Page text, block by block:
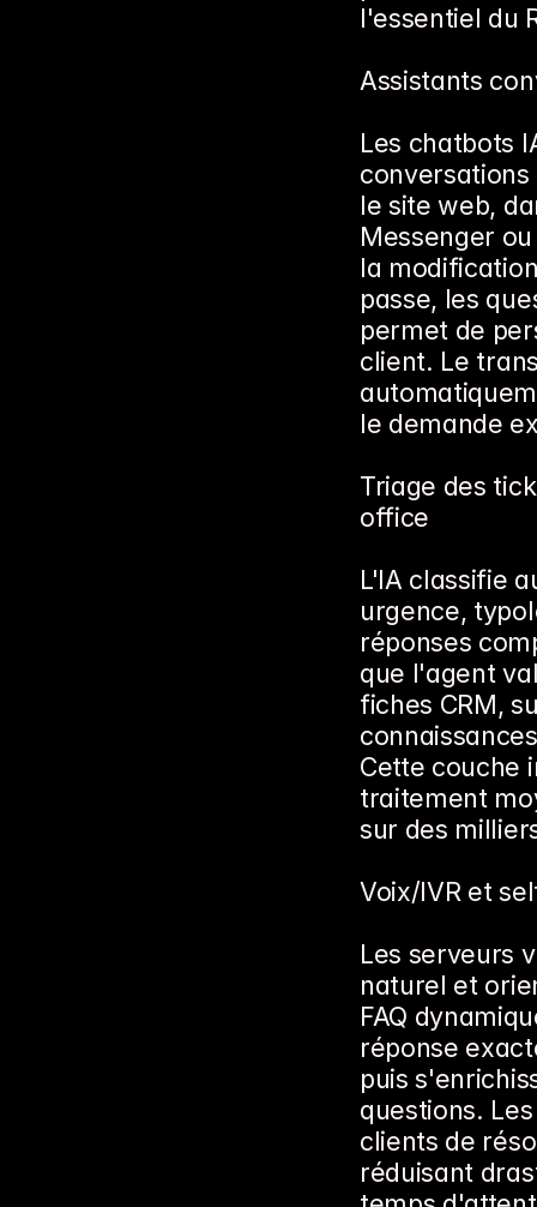
l'essentiel du
Assistants
Les chatbots
le site web,
Messenger
la
passe, les
permet de
client. Le
le demande
Triage des
office
L'IA classifie
urgence,
réponses
que l'agent
fiches CRM,
Cette couche
traitement
sur des
Voix/IVR et
Les serveurs
naturel et
FAQ
réponse
puis
questions.
clients de
réduisant